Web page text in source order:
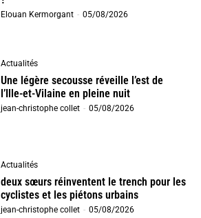
Elouan Kermorgant - 05/08/2026
Actualités
Une légère secousse réveille l’est de
l’Ille-et-Vilaine en pleine nuit
jean-christophe collet - 05/08/2026
Actualités
deux sœurs réinventent le trench pour les
cyclistes et les piétons urbains
jean-christophe collet - 05/08/2026